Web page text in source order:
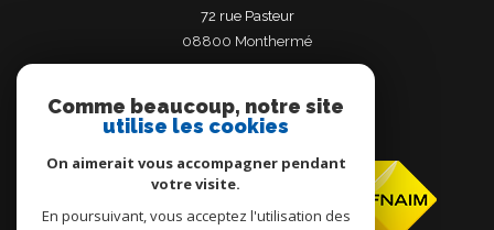
72 rue Pasteur
08800
monthermé
Adhérents
Comme beaucoup, notre site
utilise les cookies
On aimerait vous accompagner pendant
votre visite.
En poursuivant, vous acceptez l'utilisation des